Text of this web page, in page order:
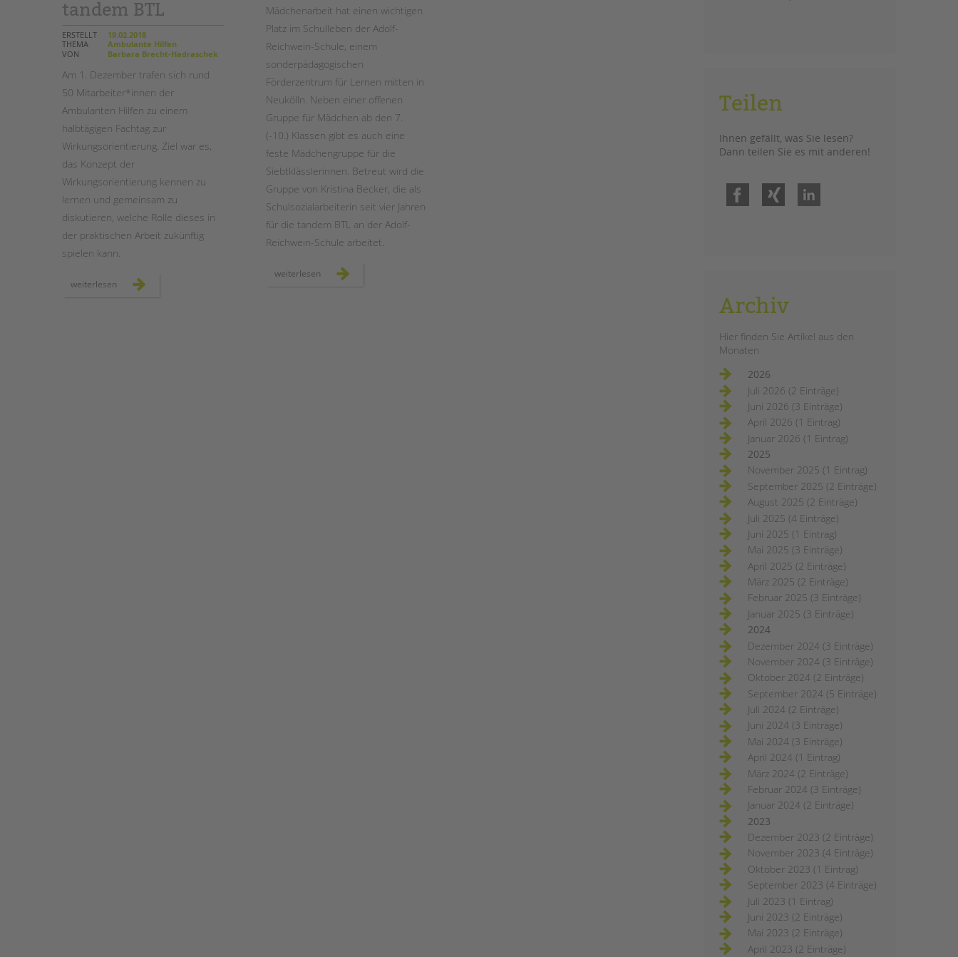
STADTTEILARBEIT
tandem BTL
ERSTELLT
19.02.2018
THEMA
Ambulante Hilfen
VON
Barbara Brecht-Hadraschek
Am 1. Dezember trafen sich rund
50 Mitarbeiter*innen der
Ambulanten Hilfen zu einem
halbtägigen Fachtag zur
Wirkungsorientierung. Ziel war es,
das Konzept der
Wirkungsorientierung kennen zu
lernen und gemeinsam zu
diskutieren, welche Rolle dieses in
der praktischen Arbeit zukünftig
spielen kann.
weiterlesen wirkungsorientierung
Mädchenarbeit hat einen wichtigen
Platz im Schulleben der Adolf-
Reichwein-Schule, einem
sonderpädagogischen
Förderzentrum für Lernen mitten in
Neukölln. Neben einer offenen
Gruppe für Mädchen ab den 7.
(-10.) Klassen gibt es auch eine
feste Mädchengruppe für die
Siebtklässlerinnen. Betreut wird die
Gruppe von Kristina Becker, die als
Schulsozialarbeiterin seit vier Jahren
für die tandem BTL an der Adolf-
Reichwein-Schule arbeitet.
weiterlesen mädchenarbeit
Teilen
Ihnen gefällt, was Sie lesen?
Dann teilen Sie es mit anderen!
Facebook
Archiv
Hier finden Sie Artikel aus den
Monaten
2026
Juli 2026 (2 Einträge)
Juni 2026 (3 Einträge)
April 2026 (1 Eintrag)
Januar 2026 (1 Eintrag)
2025
November 2025 (1 Eintrag)
September 2025 (2 Einträge)
August 2025 (2 Einträge)
Juli 2025 (4 Einträge)
Juni 2025 (1 Eintrag)
Mai 2025 (3 Einträge)
April 2025 (2 Einträge)
März 2025 (2 Einträge)
Februar 2025 (3 Einträge)
Januar 2025 (3 Einträge)
2024
Dezember 2024 (3 Einträge)
November 2024 (3 Einträge)
Oktober 2024 (2 Einträge)
September 2024 (5 Einträge)
Juli 2024 (2 Einträge)
Juni 2024 (3 Einträge)
Mai 2024 (3 Einträge)
April 2024 (1 Eintrag)
März 2024 (2 Einträge)
Februar 2024 (3 Einträge)
Januar 2024 (2 Einträge)
2023
Dezember 2023 (2 Einträge)
November 2023 (4 Einträge)
Oktober 2023 (1 Eintrag)
September 2023 (4 Einträge)
Juli 2023 (1 Eintrag)
Juni 2023 (2 Einträge)
Mai 2023 (2 Einträge)
April 2023 (2 Einträge)